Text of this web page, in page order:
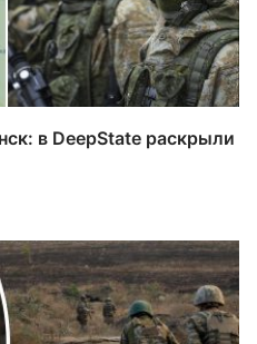
в DeepState раскрыли